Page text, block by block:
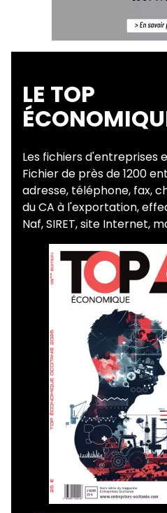
LE TOP
Les fichiers d'entreprises
Fichier de près de 1200
adresse, téléphone, fax,
du CA à l'exportation,
Naf, SIRET, site Internet,